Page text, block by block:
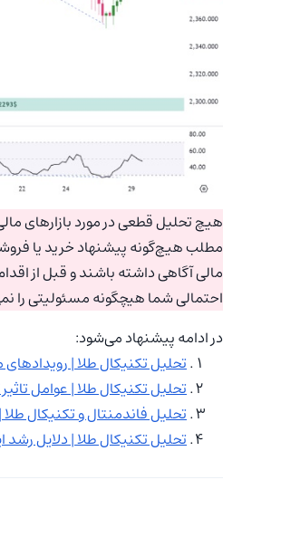
هیچ تحلیل قطعی در مورد بازارهای
مطلب هیچ‌گونه پیشنهاد خرید یا
مالی آگاهی داشته باشند و قبل از
احتمالی شما هیچگونه مسئولیتی را
در ادامه پیشنهاد می‌شود:
تحلیل تکنیکال طلا |
تحلیل تکنیکال طلا | عوامل
تحلیل فاندمنتال و تکنیکال
تحلیل تکنیکال طلا | دلایل رشد